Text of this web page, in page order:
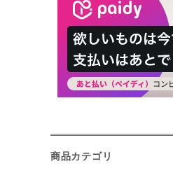
商品カテゴリ